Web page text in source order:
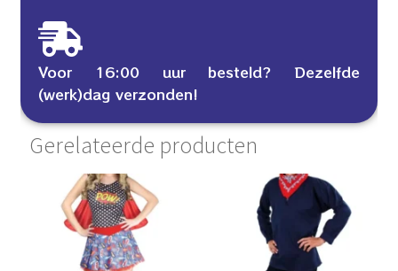
Voor 16:00 uur besteld? Dezelfde
(werk)dag verzonden!
Gerelateerde producten